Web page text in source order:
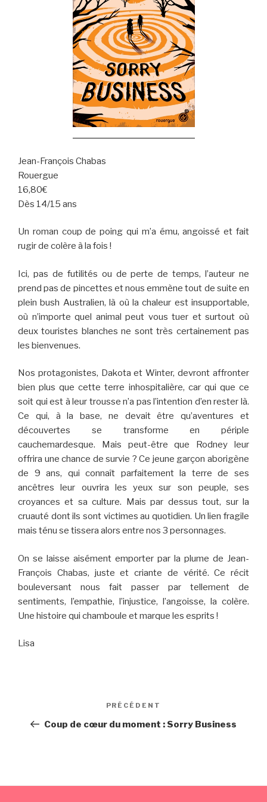
Jean-François Chabas
Rouergue
16,80€
Dès 14/15 ans
Un roman coup de poing qui m’a ému, angoissé et fait
rugir de colère à la fois !
Ici, pas de futilités ou de perte de temps, l’auteur ne
prend pas de pincettes et nous emmène tout de suite en
plein bush Australien, là où la chaleur est insupportable,
où n’importe quel animal peut vous tuer et surtout où
deux touristes blanches ne sont très certainement pas
les bienvenues.
Nos protagonistes, Dakota et Winter, devront affronter
bien plus que cette terre inhospitalière, car qui que ce
soit qui est à leur trousse n’a pas l’intention d’en rester là.
Ce qui, à la base, ne devait être qu’aventures et
découvertes se transforme en périple
cauchemardesque. Mais peut-être que Rodney leur
offrira une chance de survie ? Ce jeune garçon aborigène
de 9 ans, qui connaît parfaitement la terre de ses
ancêtres leur ouvrira les yeux sur son peuple, ses
croyances et sa culture. Mais par dessus tout, sur la
cruauté dont ils sont victimes au quotidien. Un lien fragile
mais ténu se tissera alors entre nos 3 personnages.
On se laisse aisément emporter par la plume de Jean-
François Chabas, juste et criante de vérité. Ce récit
bouleversant nous fait passer par tellement de
sentiments, l’empathie, l’injustice, l’angoisse, la colère.
Une histoire qui chamboule et marque les esprits !
Lisa
l’article
Article
précédent
PRÉCÉDENT
Coup de cœur du moment : Sorry Business